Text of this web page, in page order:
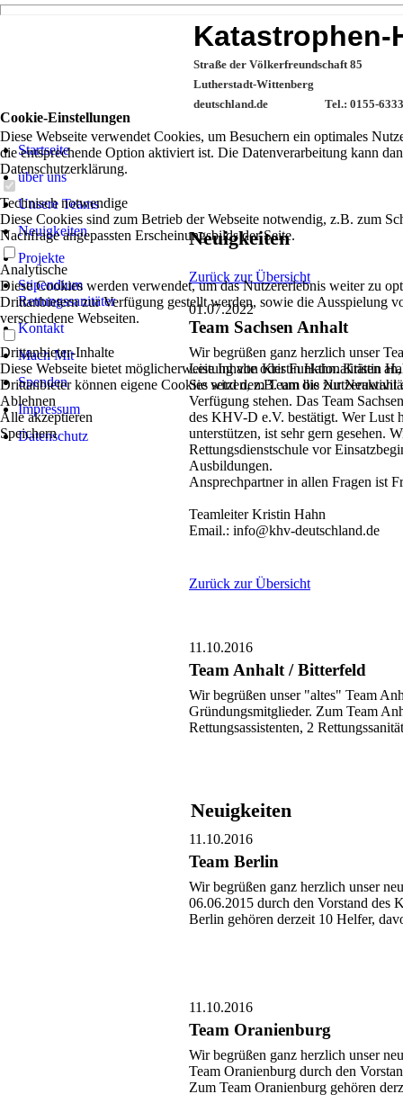
Katastrophen-
Straße der
Lutherstadt-
Startseite
über uns
Unsere Teams
Neuigkeiten
Projekte
Stipendium
Rettungssanitäter
Kontakt
Mach Mit
Spenden
Impressum
Datenschutz
Neuigkeiten
Zurück zur Übersicht
01.07.2022
Team Sachsen Anhalt
Wir begrüßen ganz herzlich unser
Leitung von Kristin Hahn. Kristin
Sie wird dem Team bis zur Neuwahl
Verfügung stehen. Das Team
des KHV-D e.V. bestätigt. Wer Lust
unterstützen, ist sehr gern gesehen.
Rettungsdienstschule vor
Ausbildungen.
Ansprechpartner in allen Fragen ist
Teamleiter Kristin Hahn
Email.: info@khv-deutschland.de
Zurück zur Übersicht
11.10.2016
Team Anhalt / Bitterfeld
Wir begrüßen unser "altes" Team
Gründungsmitglieder. Zum Team
Rettungsassistenten, 2
Neuigkeiten
11.10.2016
Team Berlin
Wir begrüßen ganz herzlich unser
06.06.2015 durch den Vorstand des
Berlin gehören derzeit 10 Helfer,
11.10.2016
Team Oranienburg
Wir begrüßen ganz herzlich unser
Team Oranienburg durch den
Zum Team Oranienburg gehören
Cookie-Einstellungen
Diese Webseite verwendet Cookies, um Besuchern ein optimales
die entsprechende Option aktiviert ist. Die Datenverarbeitung kann
Datenschutzerklärung.
Technisch notwendige
Diese Cookies sind zum Betrieb der Webseite notwendig, z.B. zum
Nachfrage angepassten Erscheinungsbilds der Seite.
Analytische
Diese Cookies werden verwendet, um das Nutzererlebnis weiter zu
Drittanbietern zur Verfügung gestellt werden, sowie die Ausspielung
verschiedene Webseiten.
Drittanbieter-Inhalte
Diese Webseite bietet möglicherweise Inhalte oder Funktionalitäten
Drittanbieter können eigene Cookies setzen, z.B. um die
Ablehnen
Alle akzeptieren
Speichern